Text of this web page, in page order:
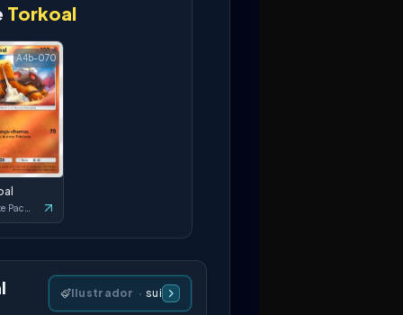
Torkoal
A4b-070
Ilustrador · sui